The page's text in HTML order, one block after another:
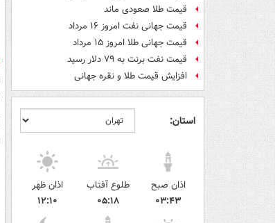
قیمت طلا صعودی ماند
قیمت جهانی نفت امروز ۱۶ مرداد
قیمت جهانی طلا امروز ۱۵ مرداد
قیمت نفت برنت به ۷۹ دلار رسید
افزایش قیمت طلا و نقره جهانی
استان:
اذان صبح
۰۳:۴۳
طلوع آفتاب
۰۵:۱۸
اذان ظهر
۱۲:۱۰